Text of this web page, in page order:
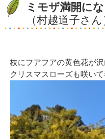
ミモザ満開にな
（村越道子さん
枝にフアフアの黄色花が
クリスマスローズも咲い